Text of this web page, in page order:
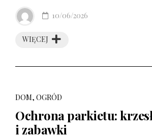
WIĘCEJ
10/06/2026
DOM, OGRÓD
Ochrona parkietu:
i zabawki